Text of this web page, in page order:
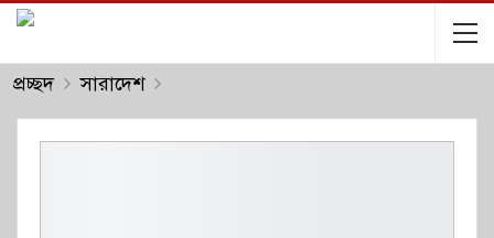
প্রচ্ছদ সারাদেশ